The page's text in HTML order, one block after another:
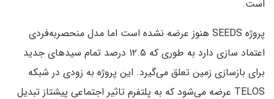
است.
پروژه SEEDS هنوز عرضه نشده است اما مدل منحصربه‌فردی
اعتماد سازی دارد به طوری که ۱۲.۵ درصد تمام سیدهای جدید
برای بازسازی زمین تعلق می‌گیرد. این پروژه به زودی در شبکه
TELOS عرضه می‌شود که به پلتفرم تاثیر اجتماعی پیشتاز تبدیل